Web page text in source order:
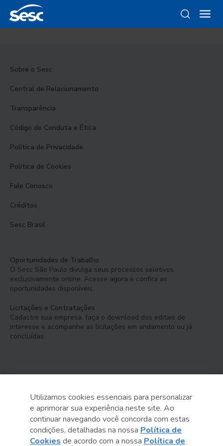
Sobre o Sesc
Central de Relacionamento
Transparência
Código de Conduta e Ética
Política de Privacidade
Política de Cookies
Fale Conosco
Créditos
Sesc Brasil
Oportunidades de Trabalho
O Sesc São Paulo divulga seus processos seletivos
exclusivamente online. Acesse agora e confira as
oportunidades disponíveis.
Licitações e Contratações
Cadastre sua empresa, faça o download dos editais de
interesse e acompanhe as licitações em andamento ou já
concluídas.
Serviço Social do Comércio
Administração Regional no Estado de São Paulo
Utilizamos cookies essenciais para personalizar
e aprimorar sua experiência neste site. Ao
continuar navegando você concorda com estas
condições, detalhadas na nossa Política de
Cookies de acordo com a nossa Política de